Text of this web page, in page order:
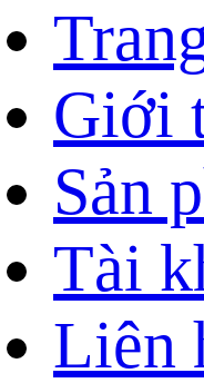
Giới
Sản
Tài
Liên